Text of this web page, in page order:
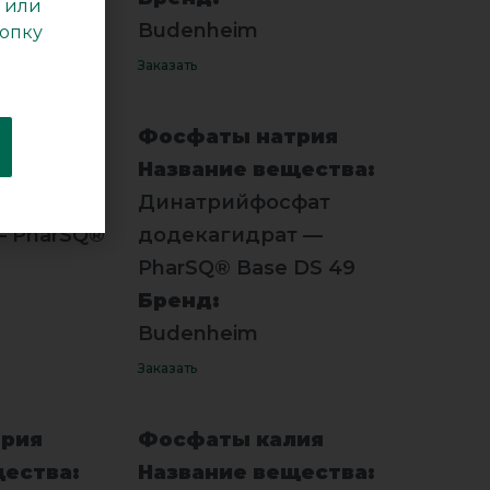
Budenheim
Заказать
PharSQ®
Фосфаты натрия
Название вещества:
Динатрийфосфат
додекагидрат —
PharSQ® Base DS 49
Бренд:
Budenheim
Заказать
Фосфаты калия
Название вещества:
или